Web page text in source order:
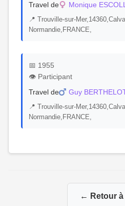
Travel de
Monique
📍 Trouville-sur-
Normandie,FRANCE,
📅 1955
👁️ Participant
Travel de
Guy
📍 Trouville-sur-
Normandie,FRANCE,
← Retour à